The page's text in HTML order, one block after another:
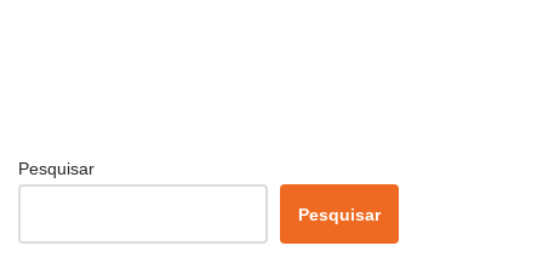
Pesquisar
Pesquisar